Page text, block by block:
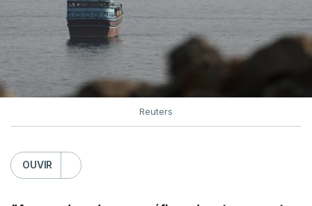
o futuro de Gaza”, acrescenta este funcionário.
Inicialmente, osplanos para esta base militar
uma futura Força Internacional de Estabilização
previam uma capacidade para 5.000 militares.
Conselho de Segurança da ONU aprovou o
estabelecimento de uma Força Internacional de
Reuters
OUVIR